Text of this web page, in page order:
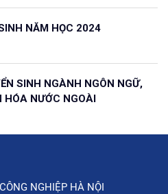
NĂM HỌC 2024
SINH NGÀNH NGÔN NGỮ,
HÓA NƯỚC NGOÀI
NGHIỆP HÀ NỘI